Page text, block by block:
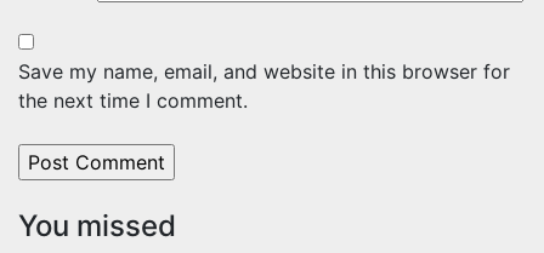
Save my name, email, and website in this browser for
the next time I comment.
You missed